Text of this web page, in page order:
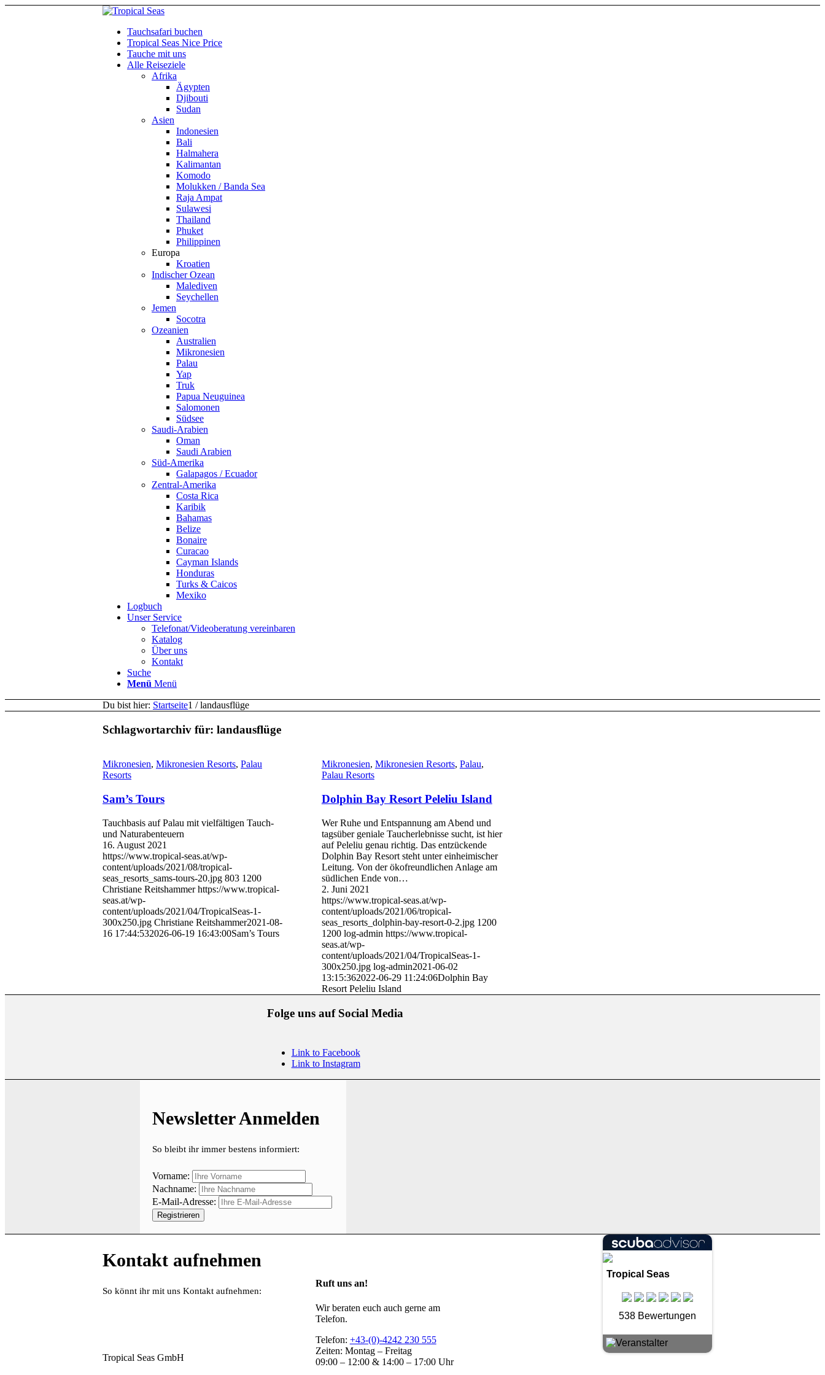
Tauchsafari buchen
Tropical Seas Nice Price
Tauche mit uns
Alle Reiseziele
Afrika
Ägypten
Djibouti
Sudan
Asien
Indonesien
Bali
Halmahera
Kalimantan
Komodo
Molukken / Banda Sea
Raja Ampat
Sulawesi
Thailand
Phuket
Philippinen
Europa
Kroatien
Indischer Ozean
Malediven
Seychellen
Jemen
Socotra
Ozeanien
Australien
Mikronesien
Palau
Yap
Truk
Papua Neuguinea
Salomonen
Südsee
Saudi-Arabien
Oman
Saudi Arabien
Süd-Amerika
Galapagos / Ecuador
Zentral-Amerika
Costa Rica
Karibik
Bahamas
Belize
Bonaire
Curacao
Cayman Islands
Honduras
Turks & Caicos
Mexiko
Logbuch
Unser Service
Telefonat/Videoberatung vereinbaren
Katalog
Über uns
Kontakt
Suche
Menü Menü
Du bist hier: Startseite1 / landausflüge
Schlagwortarchiv für: landausflüge
Mikronesien, Mikronesien Resorts, Palau
Resorts
Sam’s Tours
Tauchbasis auf Palau mit vielfältigen Tauch-
und Naturabenteuern
16. August 2021
https://www.tropical-seas.at/wp-
content/uploads/2021/08/tropical-
seas_resorts_sams-tours-20.jpg 803 1200
Christiane Reitshammer https://www.tropical-
seas.at/wp-
content/uploads/2021/04/TropicalSeas-1-
300x250.jpg Christiane Reitshammer2021-08-
16 17:44:532026-06-19 16:43:00Sam’s Tours
Mikronesien, Mikronesien Resorts, Palau,
Palau Resorts
Dolphin Bay Resort Peleliu Island
Wer Ruhe und Entspannung am Abend und
tagsüber geniale Taucherlebnisse sucht, ist hier
auf Peleliu genau richtig. Das entzückende
Dolphin Bay Resort steht unter einheimischer
Leitung. Von der ökofreundlichen Anlage am
südlichen Ende von…
2. Juni 2021
https://www.tropical-seas.at/wp-
content/uploads/2021/06/tropical-
seas_resorts_dolphin-bay-resort-0-2.jpg 1200
1200 log-admin https://www.tropical-
seas.at/wp-
content/uploads/2021/04/TropicalSeas-1-
300x250.jpg log-admin2021-06-02
13:15:362022-06-29 11:24:06Dolphin Bay
Resort Peleliu Island
Folge uns auf Social Media
Link to Facebook
Link to Instagram
Newsletter Anmelden
So bleibt ihr immer bestens informiert:
Vorname:
Nachname:
E-Mail-Adresse:
Kontakt aufnehmen
So könnt ihr mit uns Kontakt aufnehmen:
Tropical Seas GmbH
Ruft uns an!
Wir beraten euch auch gerne am
Telefon.
Telefon: +43-(0)-4242 230 555
Zeiten: Montag – Freitag
09:00 – 12:00 & 14:00 – 17:00 Uhr
Tropical Seas
538 Bewertungen